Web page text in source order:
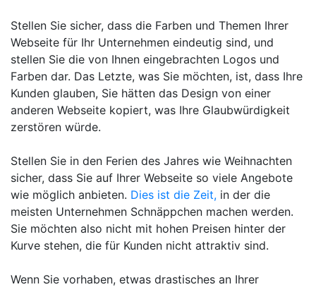
Stellen Sie sicher, dass die Farben und Themen Ihrer
Webseite für Ihr Unternehmen eindeutig sind, und
stellen Sie die von Ihnen eingebrachten Logos und
Farben dar. Das Letzte, was Sie möchten, ist, dass Ihre
Kunden glauben, Sie hätten das Design von einer
anderen Webseite kopiert, was Ihre Glaubwürdigkeit
zerstören würde.
Stellen Sie in den Ferien des Jahres wie Weihnachten
sicher, dass Sie auf Ihrer Webseite so viele Angebote
wie möglich anbieten. Dies ist die Zeit, in der die
meisten Unternehmen Schnäppchen machen werden.
Sie möchten also nicht mit hohen Preisen hinter der
Kurve stehen, die für Kunden nicht attraktiv sind.
Wenn Sie vorhaben, etwas drastisches an Ihrer